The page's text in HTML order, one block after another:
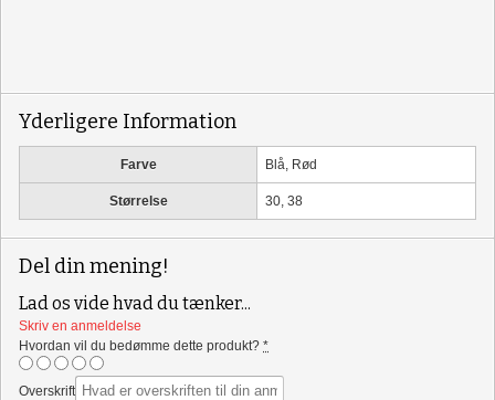
Yderligere Information
Farve Blå, Rød
Størrelse 30, 38
Del din mening!
Lad os vide hvad du tænker...
Skriv en anmeldelse
Hvordan vil du bedømme dette produkt? *
Overskrift